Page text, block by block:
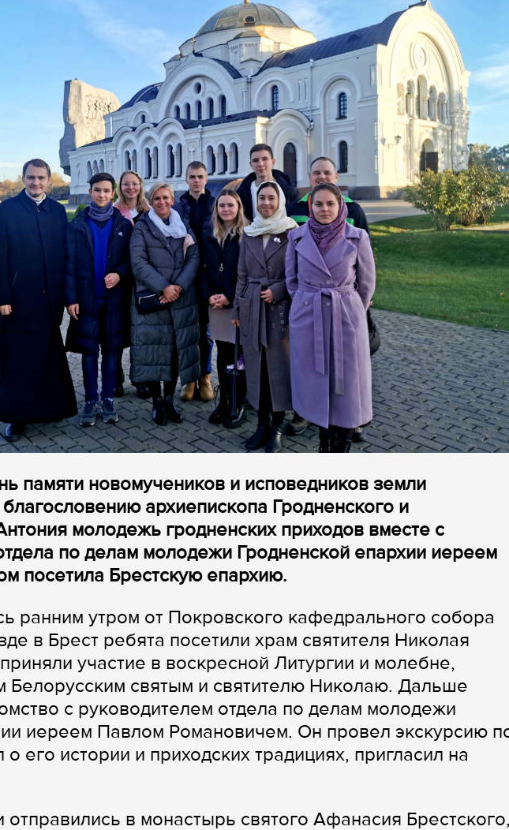
памяти новомучеников и исповедников земли
архиепископа Гродненского и
молодежь гродненских приходов вместе с
по делам молодежи Гродненской епархии иереем
посетила Брестскую епархию.
ранним утром от Покровского кафедрального собора
в Брест ребята посетили храм святителя Николая
участие в воскресной Литургии и молебне,
Белорусским святым и святителю Николаю. Дальше
с руководителем отдела по делам молодежи
иереем Павлом Романовичем. Он провел экскурсию
о его истории и приходских традициях, пригласил на
отправились в монастырь святого Афанасия Брестского,